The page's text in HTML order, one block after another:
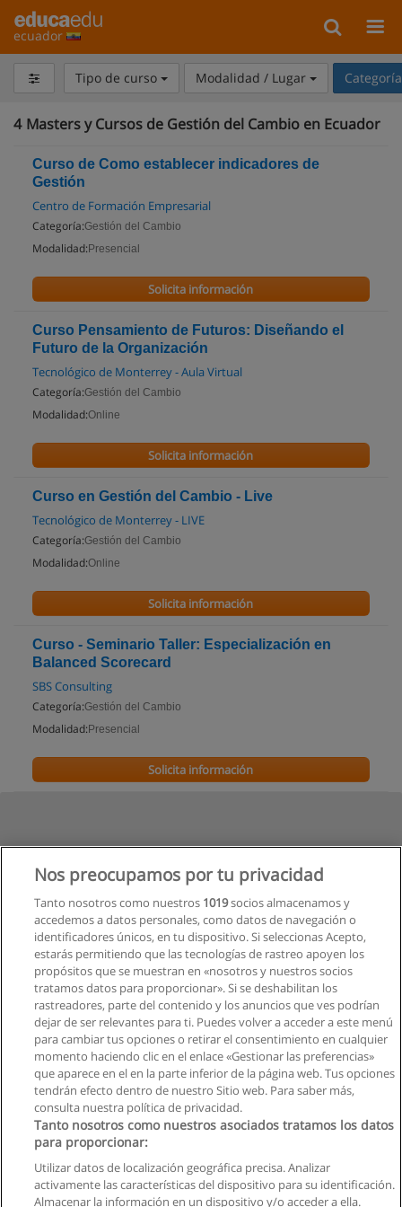
ecuador
Tipo de curso Modalidad / Lugar
4 Masters y Cursos de Gestión del Cambio en Ecuador
Curso de Como establecer indicadores de
Gestión
Centro de Formación Empresarial
Categoría:Gestión del Cambio
Modalidad: Presencial
Solicita información
Curso Pensamiento de Futuros: Diseñando el
Futuro de la Organización
Tecnológico de Monterrey - Aula Virtual
Categoría:Gestión del Cambio
Modalidad:Online
Solicita información
Curso en Gestión del Cambio - Live
Tecnológico de Monterrey - LIVE
Categoría:Gestión del Cambio
Modalidad:Online
Solicita información
Curso - Seminario Taller: Especialización en
Balanced Scorecard
SBS Consulting
Categoría:Gestión del Cambio
Modalidad: Presencial
Solicita información
Reglas de uso
Nos preocupamos por tu privacidad
Tanto nosotros como nuestros 1019socios almacenamos y
accedemos a datos personales, como datos de navegación o
identificadores únicos, en tu dispositivo. Si seleccionas Acepto,
estarás permitiendo que las tecnologías de rastreo apoyen los
propósitos que se muestran en «nosotros y nuestros socios
tratamos datos para proporcionar». Si se deshabilitan los
rastreadores, parte del contenido y los anuncios que ves podrían
dejar de ser relevantes para ti. Puedes volver a acceder a este menú
para cambiar tus opciones o retirar el consentimiento en cualquier
momento haciendo clic en el enlace «Gestionar las preferencias»
que aparece en el en la parte inferior de la página web. Tus opciones
tendrán efecto dentro de nuestro Sitio web. Para saber más,
consulta nuestra política de privacidad.
Tanto nosotros como nuestros asociados tratamos los datos
para proporcionar:
Utilizar datos de localización geográfica precisa. Analizar
activamente las características del dispositivo para su identificación.
Almacenar la información en un dispositivo y/o acceder a ella.